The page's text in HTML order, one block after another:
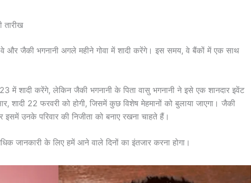
तारीख
और जैकी भगनानी अगले महीने गोवा में शादी करेंगे। इस समय, वे बैंकों में एक साथ
शादी करेंगे, लेकिन जैकी भगनानी के पिता वासु भगनानी ने इसे एक शानदार इवेंट
शादी 22 फरवरी को होगी, जिसमें कुछ विशेष मेहमानों को बुलाया जाएगा। जैकी
उनके परिवार की निजीता को बनाए रखना चाहते हैं।
जानकारी के लिए हमें आने वाले दिनों का इंतजार करना होगा।